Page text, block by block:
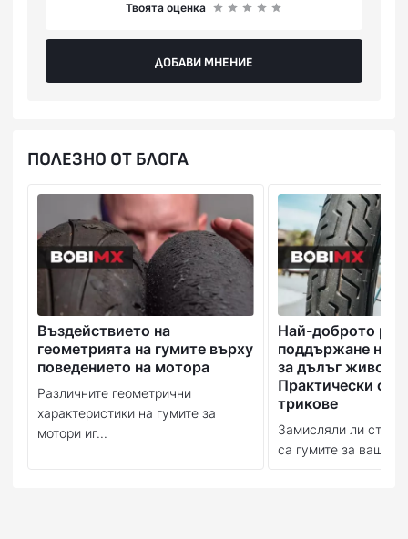
Твоята оценка
ДОБАВИ МНЕНИЕ
ПОЛЕЗНО ОТ БЛОГА
Въздействието на
геометрията на гумите върху
поведението на мотора
Различните геометрични
характеристики на гумите за
мотори иг...
Най-доброто
поддържане на
за дълъг живот:
Практически
трикове
Замисляли ли сте
са гумите за вашия